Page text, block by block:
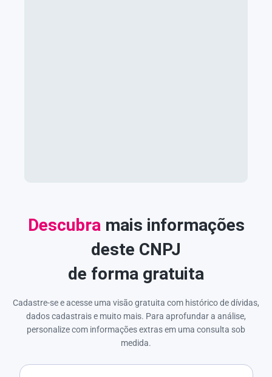
Descubramais informações
deste CNPJ
de forma gratuita
Cadastre-se e acesse uma visão gratuita com histórico de dívidas,
dados cadastrais e muito mais. Para aprofundar a análise,
personalize com informações extras em uma consulta sob
medida.